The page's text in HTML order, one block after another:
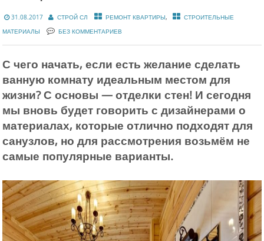
31.08.2017 СТРОЙ СЛ РЕМОНТ КВАРТИРЫ,
СТРОИТЕЛЬНЫЕ
МАТЕРИАЛЫ
БЕЗ КОММЕНТАРИЕВ
С чего начать, если есть желание сделать
ванную комнату идеальным местом для
жизни? С основы — отделки стен! И сегодня
мы вновь будет говорить с дизайнерами о
материалах, которые отлично подходят для
санузлов, но для рассмотрения возьмём не
самые популярные варианты.